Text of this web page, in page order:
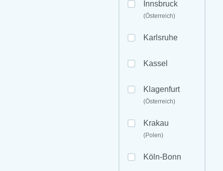
Innsbruck
(Österreich)
Karlsruhe
Kassel
Klagenfurt
(Österreich)
Krakau
(Polen)
Köln-Bonn